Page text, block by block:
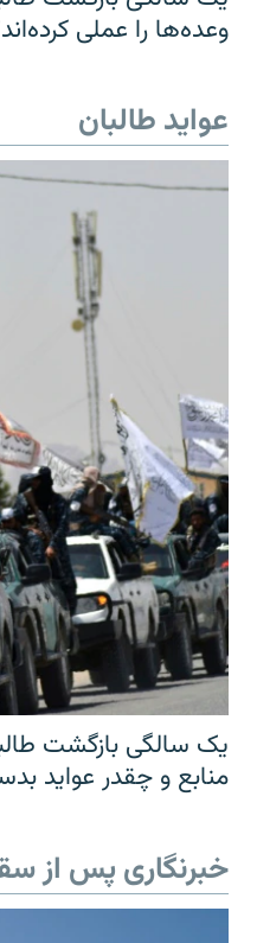
وعده‌ها را عملی
عواید طالبان
یک سالگی بازگشت
منابع و چقدر عواید
خبرنگاری پس از